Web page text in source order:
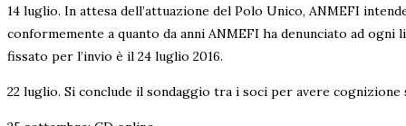
14 luglio. In attesa dell’attuazione del Polo Unico, ANMEFI
conformemente a quanto da anni ANMEFI ha denunciato ad
fissato per l’invio è il 24 luglio 2016.
22 luglio. Si conclude il sondaggio tra i soci per avere